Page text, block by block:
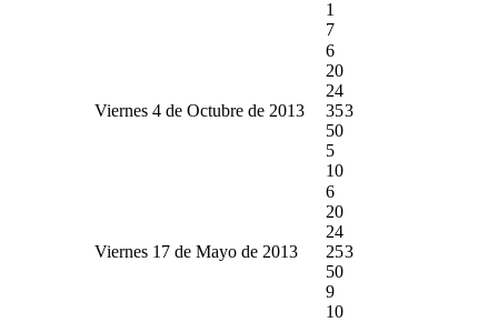
1
7
Viernes 4 de Octubre de 2013
6
20
24
35
50
5
10
3
Viernes 17 de Mayo de 2013
6
20
24
25
50
9
10
3